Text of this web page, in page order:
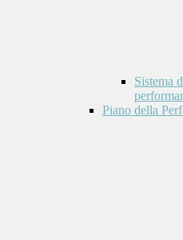
Sistema
Piano della